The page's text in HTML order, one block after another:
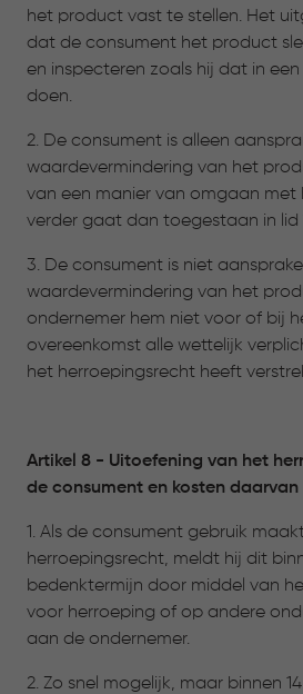
het product vast te stellen. Het
dat de consument het product
en inspecteren zoals hij dat in
doen.
2. De consument is alleen
waardevermindering van het
van een manier van omgaan
verder gaat dan toegestaan in lid
3. De consument is niet
waardevermindering van het
ondernemer hem niet voor of bij
overeenkomst alle wettelijk
het herroepingsrecht heeft
Artikel 8 - Uitoefening van het
de consument en kosten daarvan
1. Als de consument gebruik
herroepingsrecht, meldt hij dit
bedenktermijn door middel van
voor herroeping of op andere
aan de ondernemer.
2. Zo snel mogelijk, maar binnen